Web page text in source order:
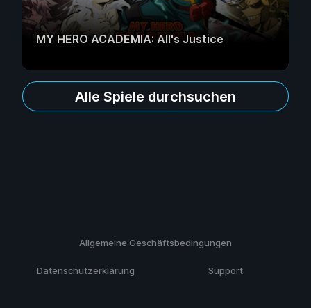
MY HERO ACADEMIA: All's Justice
Alle Spiele durchsuchen
Allgemeine Geschäftsbedingungen
Datenschutzerklärung Support